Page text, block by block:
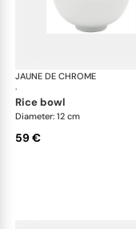
JAUNE DE CHROME
·
rice bowl
Diameter: 12 cm
59 €